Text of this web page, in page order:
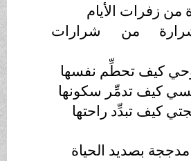
زفرات الأيام
من شرارات
كيف تحطِّم نفسها
كيف تدمِّر سكونها
كيف تبدِّد راحتها
بصديد الحياة